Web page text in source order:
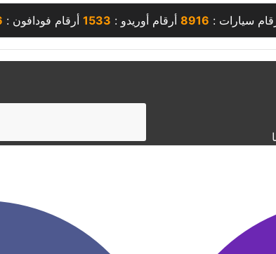
سيارات : 8916 أرقام أوريدو : 1533 أرقام فودافون :